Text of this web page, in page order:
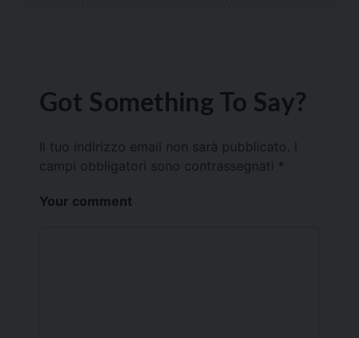
Got Something To Say?
Il tuo indirizzo email non sarà pubblicato.
campi obbligatori sono contrassegnati *
Your comment